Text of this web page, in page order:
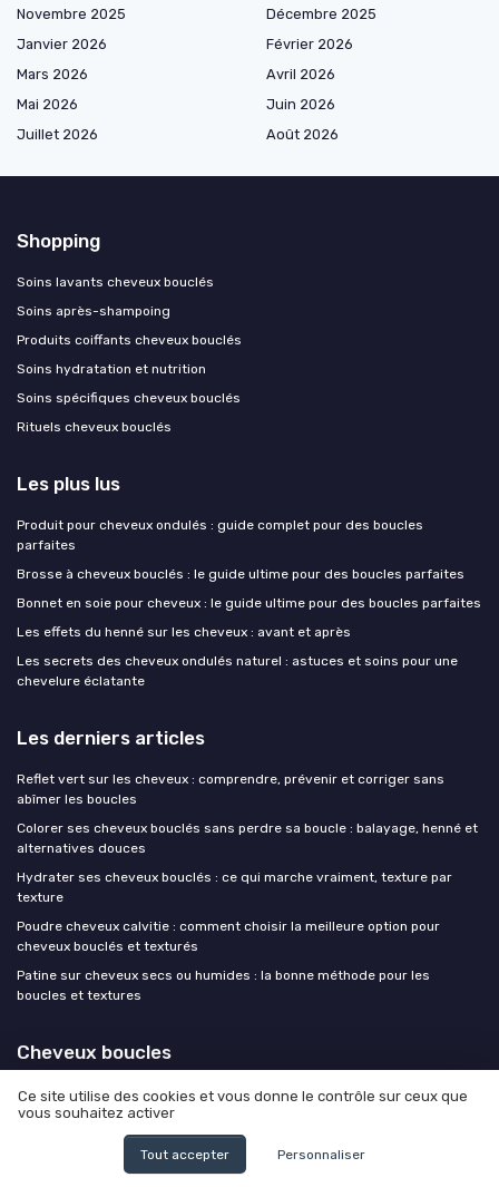
Novembre 2025
Décembre 2025
Janvier 2026
Février 2026
Mars 2026
Avril 2026
Mai 2026
Juin 2026
Juillet 2026
Août 2026
Shopping
Soins lavants cheveux bouclés
Soins après-shampoing
Produits coiffants cheveux bouclés
Soins hydratation et nutrition
Soins spécifiques cheveux bouclés
Rituels cheveux bouclés
Les plus lus
Produit pour cheveux ondulés : guide complet pour des boucles
parfaites
Brosse à cheveux bouclés : le guide ultime pour des boucles parfaites
Bonnet en soie pour cheveux : le guide ultime pour des boucles parfaites
Les effets du henné sur les cheveux : avant et après
Les secrets des cheveux ondulés naturel : astuces et soins pour une
chevelure éclatante
Les derniers articles
Reflet vert sur les cheveux : comprendre, prévenir et corriger sans
abîmer les boucles
Colorer ses cheveux bouclés sans perdre sa boucle : balayage, henné et
alternatives douces
Hydrater ses cheveux bouclés : ce qui marche vraiment, texture par
texture
Poudre cheveux calvitie : comment choisir la meilleure option pour
cheveux bouclés et texturés
Patine sur cheveux secs ou humides : la bonne méthode pour les
boucles et textures
Cheveux boucles
Mentions légales
Politique de confidentialité
Ce site utilise des cookies et vous donne le contrôle sur ceux que
vous souhaitez activer
Tout accepter Personnaliser